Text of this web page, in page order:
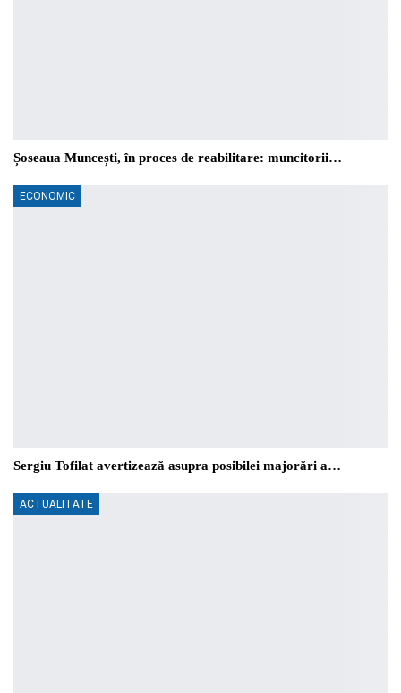
Șoseaua Muncești, în proces de reabilitare: muncitorii…
ECONOMIC
Sergiu Tofilat avertizează asupra posibilei majorări a…
ACTUALITATE